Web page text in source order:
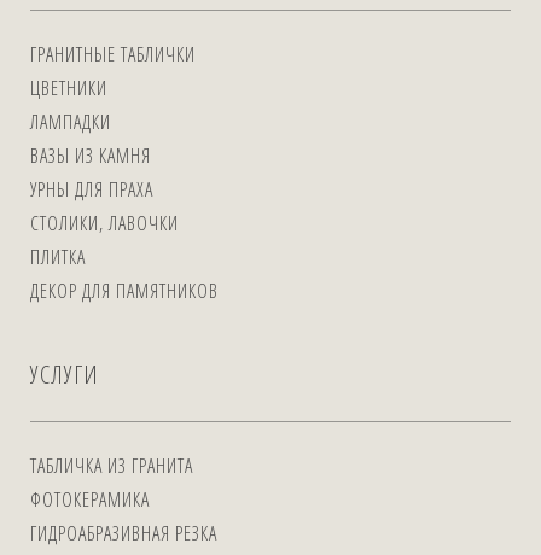
ГРАНИТНЫЕ ТАБЛИЧКИ
ЦВЕТНИКИ
ЛАМПАДКИ
ВАЗЫ ИЗ КАМНЯ
УРНЫ ДЛЯ ПРАХА
СТОЛИКИ, ЛАВОЧКИ
ПЛИТКА
ДЕКОР ДЛЯ ПАМЯТНИКОВ
УСЛУГИ
ТАБЛИЧКА ИЗ ГРАНИТА
ФОТОКЕРАМИКА
ГИДРОАБРАЗИВНАЯ РЕЗКА